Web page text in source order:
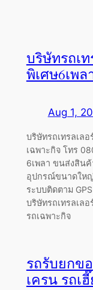
บริษัทรถเ
พิเศษ6เพ
Aug 1,
บริษัทรถเทรลเลอ
เฉพาะกิจ โทร
6เพลา ขนส่งสินค้
อุปกรณ์ขนาดให
ระบบติดตาม
บริษัทรถเทรลเล
รถเฉพาะกิจ
รถรับยกข
เครน รถเ